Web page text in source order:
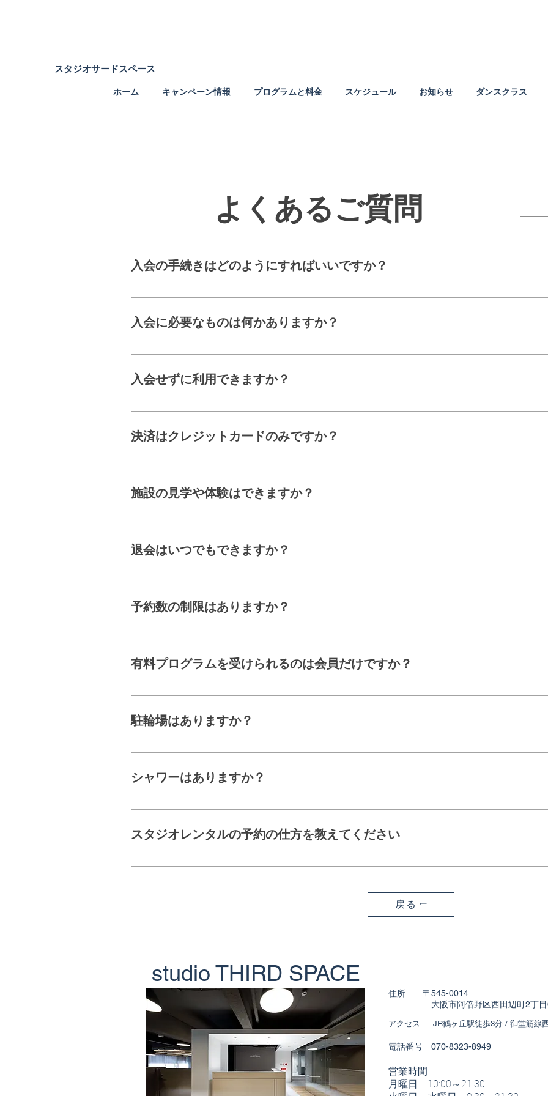
​スタジオサードスペース
ホーム キャンペーン情報 プログラムと料金 スケジュール お知らせ ダンスクラス
よくあるご質問
入会の手続きはどのようにすればいいですか？
WEBからお申込みが可能です。 予約サイトURL：https://studio-third-
space.hacomono.jp/reserve/schedule/1/1/ ※キャンペーンなどで店頭申込み
す。直接お問い合わせください。
入会に必要なものは何かありますか？
・WEBをご利用できる端末（スマホ・タブレットなど） ・クレジットカ
「ご本人様確認」が必要となります。
入会せずに利用できますか？
はい。ご利用いただけます。 チケットをご用意しておりますので、都度払
「毎日は来られない」「月に数回だけ」など、チケットの方がお得な場合が
決済はクレジットカードのみですか？
はい。クレジットカード決済のみとなっております。
施設の見学や体験はできますか？
見学は営業時間内でしたら、いつでも可能です。お気軽にお越しください
ております。
退会はいつでもできますか？
退会・休会・プラン変更はいつでも可能です。 退会希望月の10日（10日が
日）までにフロントにて手続きを行っていただければ、退会希望月の末日に
予約数の制限はありますか？
予約制限はございません。 （ただし今後の状況にて変更になる可能性はご
有料プログラムを受けられるのは会員だけですか？
いいえ。会員ではないビジターの方でもご利用いただけます。 チケットを
有料プログラムだけの参加も可能です。
駐輪場はありますか？
串揚げ隼人さんとマンションの間の道を奥に進んでいただき、居酒屋さん
シャワーはありますか？
女性更衣室に6基、男性更衣室に2基ございます。リンスインシャンプー・
ライヤーもご用意しております。※レンタルスタジオの場合は、シャワー利
スタジオレンタルの予約の仕方を教えてください
ご予約は公式LINEより承っております。ご希望の「日時」「ご希望のスタ
戻る
studio THIRD SPACE
住所 〒545-0014
大阪市阿倍野区西田辺町2丁目6-
アクセス JR鶴ヶ丘駅徒歩3分 / 御堂筋線
電話番号 070-8323-8949
営業時間
月曜日 10:00～21:30